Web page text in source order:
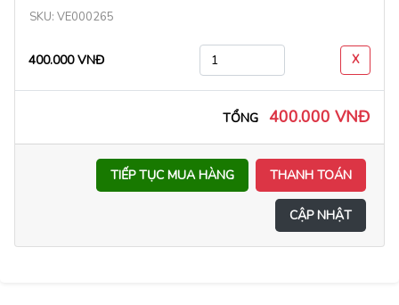
SKU: VE000265
400.000 VNĐ X
TỔNG 400.000 VNĐ
THANH TOÁN
TIẾP TỤC MUA HÀNG
CẬP NHẬT